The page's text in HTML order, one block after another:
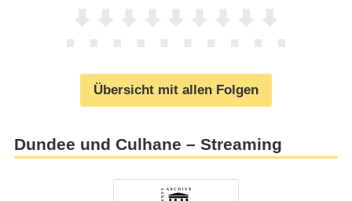
Übersicht mit allen Folgen
Dundee und Culhane – Streaming